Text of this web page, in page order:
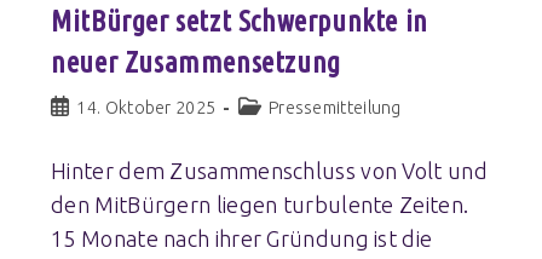
MitBürger setzt Schwerpunkte in
neuer Zusammensetzung
14. Oktober 2025 Pressemitteilung
Hinter dem Zusammenschluss von Volt und
den MitBürgern liegen turbulente Zeiten.
15 Monate nach ihrer Gründung ist die